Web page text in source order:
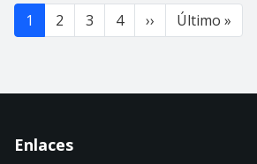
Paginación
1 2 3 4 ›› Siguiente página
Último »
Enlaces